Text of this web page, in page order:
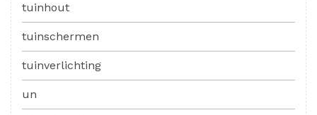
tuinhout
tuinschermen
tuinverlichting
un